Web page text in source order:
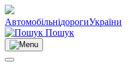
АвтомобільнідорогиУкраїни
Пошук